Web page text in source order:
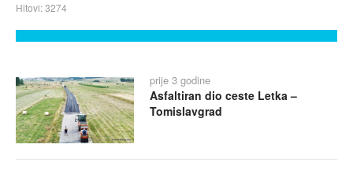
Hitovi: 3274
prije 3 godine
Asfaltiran dio ceste Letka –
Tomislavgrad